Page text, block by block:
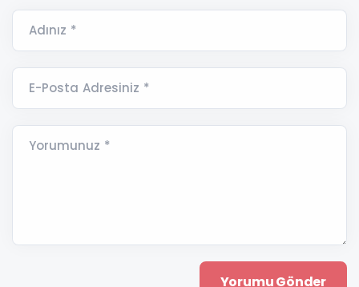
Adınız *
E-Posta Adresiniz *
Yorumunuz *